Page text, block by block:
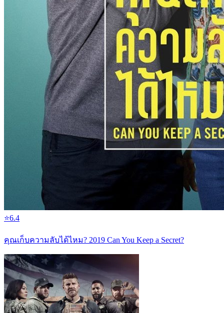
⭐6.4
คุณเก็บความลับได้ไหม? 2019 Can You Keep a Secret?